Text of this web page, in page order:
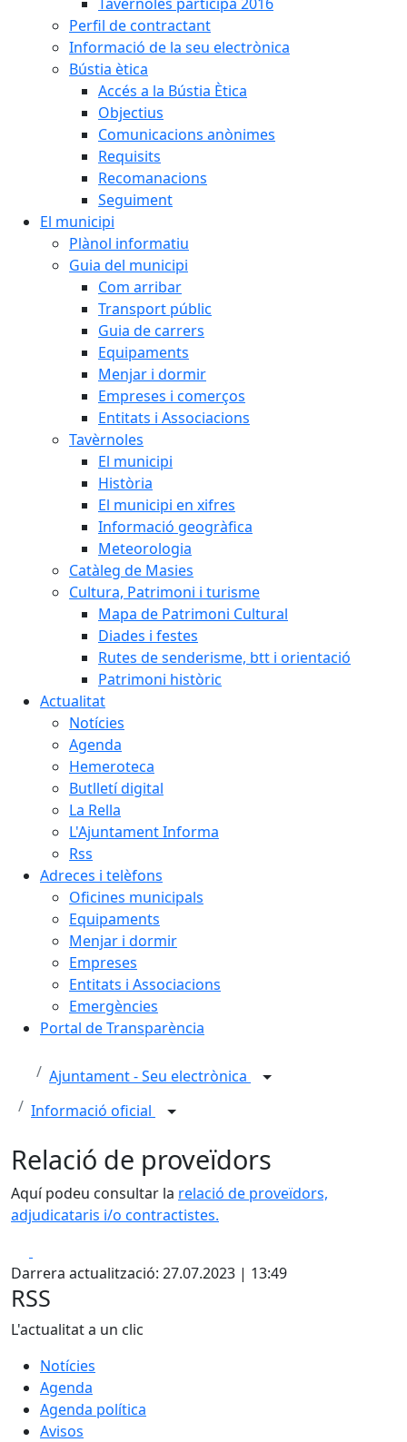
Perfil de contractant
Informació de la seu electrònica
Bústia ètica
Accés a la Bústia Ètica
Objectius
Comunicacions anònimes
Requisits
Recomanacions
Seguiment
El municipi
Plànol informatiu
Guia del municipi
Com arribar
Transport públic
Guia de carrers
Equipaments
Menjar i dormir
Empreses i comerços
Entitats i Associacions
Tavèrnoles
El municipi
Història
El municipi en xifres
Informació geogràfica
Meteorologia
Catàleg de Masies
Cultura, Patrimoni i turisme
Mapa de Patrimoni Cultural
Diades i festes
Rutes de senderisme, btt i orientació
Patrimoni històric
Actualitat
Notícies
Agenda
Hemeroteca
Butlletí digital
La Rella
L'Ajuntament Informa
Rss
Adreces i telèfons
Oficines municipals
Equipaments
Menjar i dormir
Empreses
Entitats i Associacions
Emergències
Portal de Transparència
Ajuntament - Seu electrònica
Informació oficial
Relació de proveïdors
Aquí podeu consultar la relació de proveïdors,
adjudicataris i/o contractistes.
Darrera actualització: 27.07.2023 | 13:49
RSS
L'actualitat a un clic
Notícies
Agenda
Agenda política
Avisos